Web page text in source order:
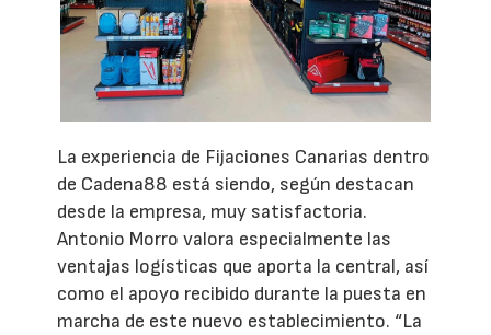
La experiencia de Fijaciones Canarias dentro
de Cadena88 está siendo, según destacan
desde la empresa, muy satisfactoria.
Antonio Morro valora especialmente las
ventajas logísticas que aporta la central, así
como el apoyo recibido durante la puesta en
marcha de este nuevo establecimiento. “La